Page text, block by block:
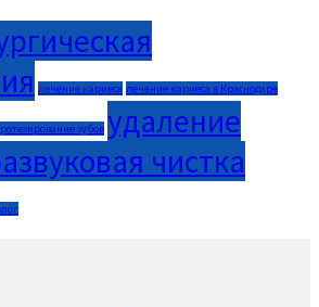
лечение кариеса лечение кариеса в Краснодаре
зубов удаление
чистка